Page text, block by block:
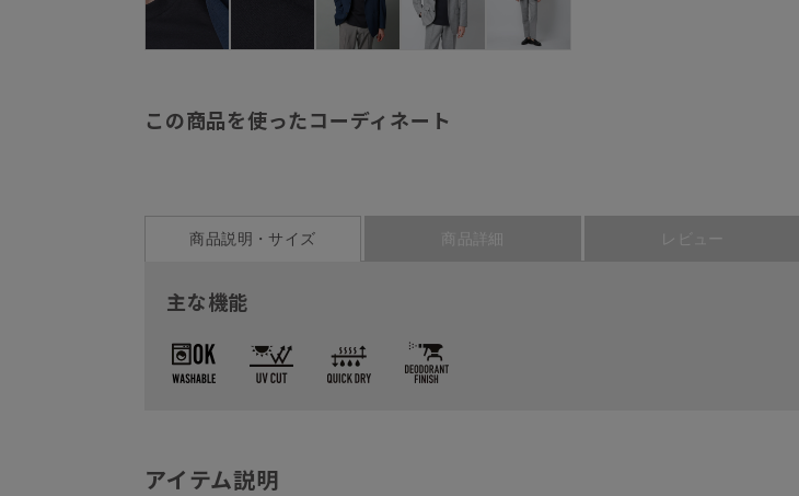
この商品を使ったコーディネート
商品説明・サイズ 商品詳細 レビュー
主な機能
アイテム説明